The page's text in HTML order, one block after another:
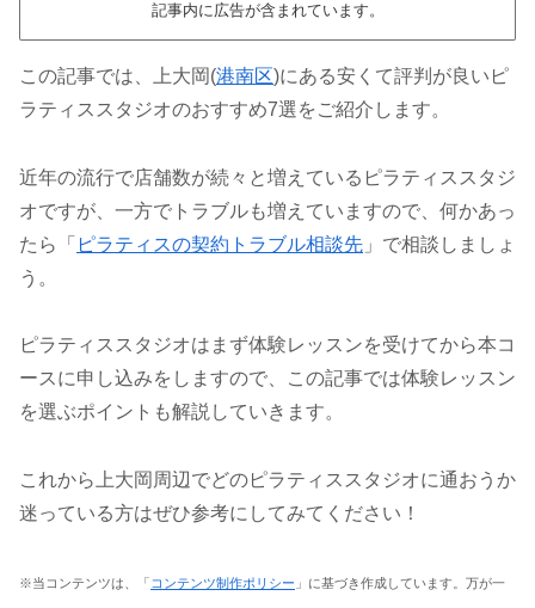
記事内に広告が含まれています。
この記事では、上大岡(港南区)にある安くて評判が良いピ
ラティススタジオのおすすめ7選をご紹介します。
近年の流行で店舗数が続々と増えているピラティススタジ
オですが、一方でトラブルも増えていますので、何かあっ
たら「 ピラティスの契約トラブル相談先 」で相談しましょ
う。
ピラティススタジオはまず体験レッスンを受けてから本コ
ースに申し込みをしますので、この記事では体験レッスン
を選ぶポイントも解説していきます。
これから上大岡周辺でどのピラティススタジオに通おうか
迷っている方はぜひ参考にしてみてください！
※当コンテンツは、「 コンテンツ制作ポリシー 」に基づき作成しています。万が一